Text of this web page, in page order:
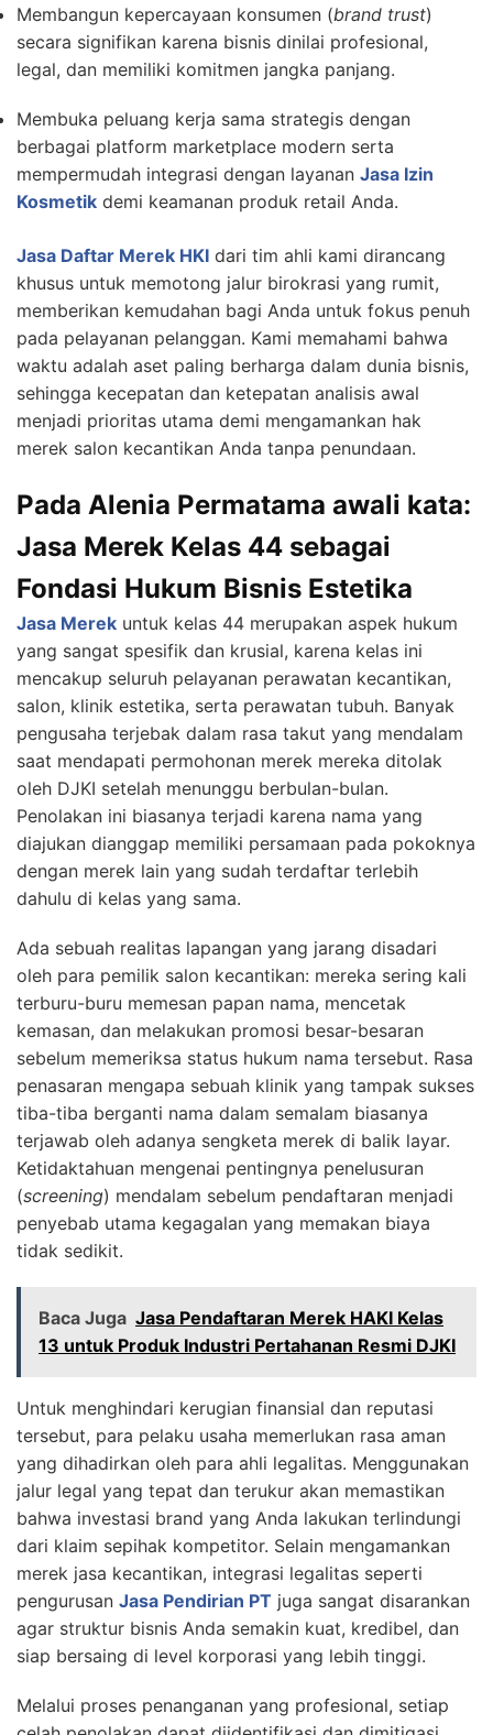
Membangun kepercayaan konsumen (brand trust)
secara signifikan karena bisnis dinilai profesional,
legal, dan memiliki komitmen jangka panjang.
Membuka peluang kerja sama strategis dengan
berbagai platform marketplace modern serta
mempermudah integrasi dengan layanan Jasa Izin
Kosmetik demi keamanan produk retail Anda.
Jasa Daftar Merek HKI dari tim ahli kami dirancang
khusus untuk memotong jalur birokrasi yang rumit,
memberikan kemudahan bagi Anda untuk fokus penuh
pada pelayanan pelanggan. Kami memahami bahwa
waktu adalah aset paling berharga dalam dunia bisnis,
sehingga kecepatan dan ketepatan analisis awal
menjadi prioritas utama demi mengamankan hak
merek salon kecantikan Anda tanpa penundaan.
Pada Alenia Permatama awali kata:
Jasa Merek Kelas 44 sebagai
Fondasi Hukum Bisnis Estetika
Jasa Merek untuk kelas 44 merupakan aspek hukum
yang sangat spesifik dan krusial, karena kelas ini
mencakup seluruh pelayanan perawatan kecantikan,
salon, klinik estetika, serta perawatan tubuh. Banyak
pengusaha terjebak dalam rasa takut yang mendalam
saat mendapati permohonan merek mereka ditolak
oleh DJKI setelah menunggu berbulan-bulan.
Penolakan ini biasanya terjadi karena nama yang
diajukan dianggap memiliki persamaan pada pokoknya
dengan merek lain yang sudah terdaftar terlebih
dahulu di kelas yang sama.
Ada sebuah realitas lapangan yang jarang disadari
oleh para pemilik salon kecantikan: mereka sering kali
terburu-buru memesan papan nama, mencetak
kemasan, dan melakukan promosi besar-besaran
sebelum memeriksa status hukum nama tersebut. Rasa
penasaran mengapa sebuah klinik yang tampak sukses
tiba-tiba berganti nama dalam semalam biasanya
terjawab oleh adanya sengketa merek di balik layar.
Ketidaktahuan mengenai pentingnya penelusuran
(screening) mendalam sebelum pendaftaran menjadi
penyebab utama kegagalan yang memakan biaya
tidak sedikit.
Baca Juga Jasa Pendaftaran Merek HAKI Kelas
13 untuk Produk Industri Pertahanan Resmi DJKI
Untuk menghindari kerugian finansial dan reputasi
tersebut, para pelaku usaha memerlukan rasa aman
yang dihadirkan oleh para ahli legalitas. Menggunakan
jalur legal yang tepat dan terukur akan memastikan
bahwa investasi brand yang Anda lakukan terlindungi
dari klaim sepihak kompetitor. Selain mengamankan
merek jasa kecantikan, integrasi legalitas seperti
pengurusan Jasa Pendirian PT juga sangat disarankan
agar struktur bisnis Anda semakin kuat, kredibel, dan
siap bersaing di level korporasi yang lebih tinggi.
Melalui proses penanganan yang profesional, setiap